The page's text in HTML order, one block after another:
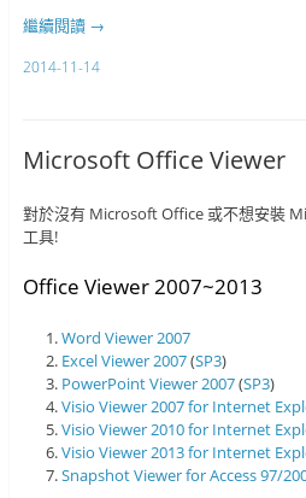
繼續閱讀 →
2014-11-14
Microsoft Office Viewer
對於沒有 Microsoft Office 或不想安裝
工具!
Office Viewer 2007~2013
Word Viewer 2007
Excel Viewer 2007(SP3)
PowerPoint Viewer 2007(SP3)
Visio Viewer 2007 for Internet
Visio Viewer 2010 for Internet
Visio Viewer 2013 for Internet
Snapshot Viewer for Access 97/